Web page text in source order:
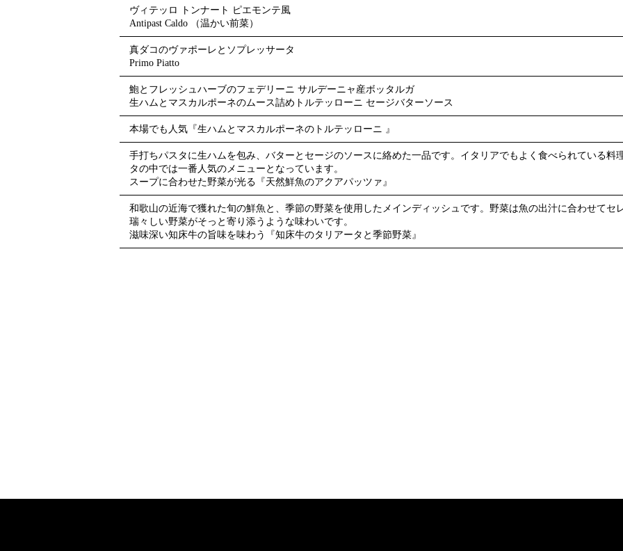
ヴィテッロ トンナート ピエモンテ風
Antipast Caldo （温かい前菜）
真ダコのヴァポーレとソプレッサータ
Primo Piatto
鮑とフレッシュハーブのフェデリーニ サルデーニャ産ボッタルガ
生ハムとマスカルポーネのムース詰めトルテッローニ セージバターソース
本場でも人気『生ハムとマスカルポーネのトルテッローニ 』
手打ちパスタに生ハムを包み、バターとセージのソースに絡めた一品です。イタリアでもよく食べられている料
タの中では一番人気のメニューとなっています。
スープに合わせた野菜が光る『天然鮮魚のアクアパッツァ』
和歌山の近海で獲れた旬の鮮魚と、季節の野菜を使用したメインディッシュです。野菜は魚の出汁に合わせてセ
瑞々しい野菜がそっと寄り添うような味わいです。
滋味深い知床牛の旨味を味わう『知床牛のタリアータと季節野菜』